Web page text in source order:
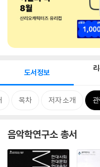
도서정보
목차 저자 소개
음악학연구소 총서